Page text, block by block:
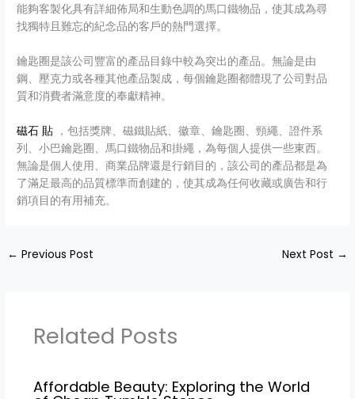
能夠客製化具有詳細佈局和生動色調的馬口鐵物品，使其成為尋
找獨特且難忘的紀念品的客戶的熱門選擇。
鑰匙圈是該公司豐富的產品目錄中較為突出的產品。無論是由
鋼、壓克力或各種其他產品製成，每個鑰匙圈都體現了公司對品
質和消費者滿意度的奉獻精神。
磁石 貼 ，包括獎牌、磁鐵貼紙、徽章、鑰匙圈、頸繩、證件系
列、小巴鑰匙圈、馬口鐵物品和掛繩，為每個人提供一些東西。
無論是個人使用、商業品牌還是行銷目的，該公司的產品都是為
了滿足最高的品質標準而創建的，使其成為任何收藏或廣告和行
銷項目的有用補充。
← Previous Post Next Post →
Related Posts
Affordable Beauty: Exploring the World